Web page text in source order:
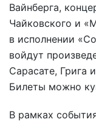
Вайнберга,
Чайковского и
в исполнении
войдут
Сарасате, Грига
Билеты можно
В рамках